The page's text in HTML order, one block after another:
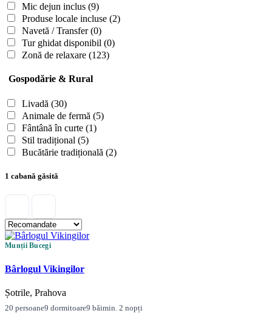
Mic dejun inclus (9)
Produse locale incluse (2)
Navetă / Transfer(0)
Tur ghidat disponibil (0)
Zonă de relaxare (123)
Gospodărie & Rural
Livadă (30)
Animale de fermă (5)
Fântână în curte (1)
Stil tradițional (5)
Bucătărie tradițională (2)
1 cabană găsită
Munții Bucegi
Bârlogul Vikingilor
Șotrile, Prahova
20 persoane9 dormitoare9 băimin. 2 nopți